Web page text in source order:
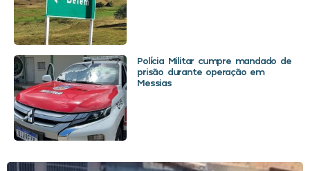
Polícia Militar cumpre mandado de
prisão durante operação em
Messias